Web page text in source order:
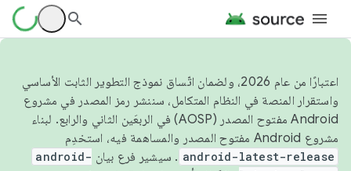
اعتبارًا من عام 2026، ولضمان اتّساق نموذج التطوير الثابت الأساسي
واستقرار المنصة في النظام المتكامل، سننشر رمز المصدر في مشروع
Android مفتوح المصدر (AOSP) في الربعَين الثاني والرابع. لبناء
مشروع Android مفتوح المصدر والمساهمة فيه، استخدِم
android-latest-release . سيشير فرع بيان android-